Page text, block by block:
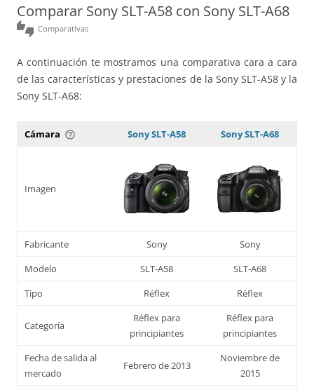
Comparar Sony SLT-A58 con Sony SLT-A68
thumbs_up_down Comparativas
A continuación te mostramos una comparativa cara a cara
de las características y prestaciones de la Sony SLT-A58 y la
Sony SLT-A68:
Cámara help_outline Sony SLT-A58 Sony SLT-A68
Imagen
Fabricante Sony
Sony
Modelo
SLT-A58
SLT-A68
Tipo
Réflex Réflex
Categoría
Réflex para
principiantes
Réflex para
principiantes
Fecha de salida al
mercado
Febrero de 2013
Noviembre de
2015